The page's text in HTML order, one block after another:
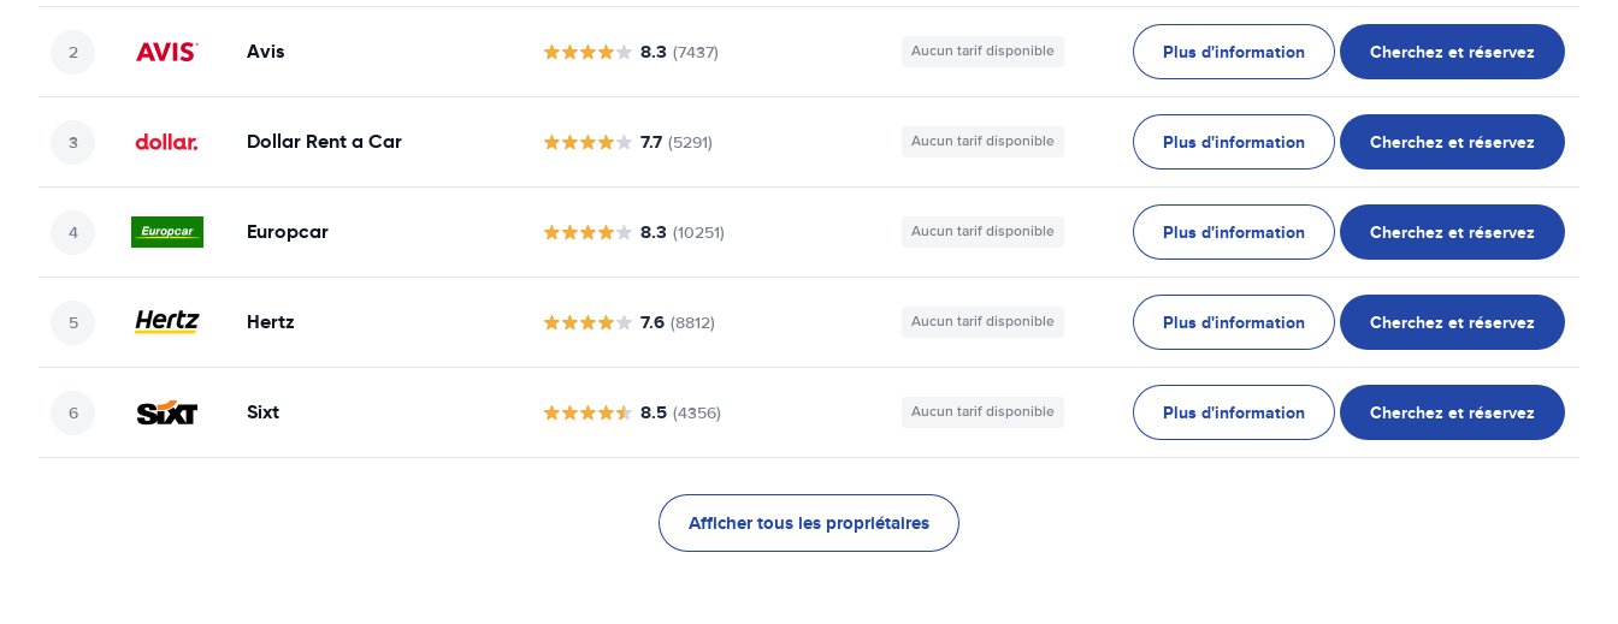
Avis 8.3 (7437) Aucun tarif disponible Plus d'information Cherchez et réservez
Dollar Rent a Car 7.7 (5291) Aucun tarif disponible Plus d'information Cherchez et réservez
Europcar 8.3 (10251) Aucun tarif disponible Plus d'information Cherchez et réservez
Hertz 7.6 (8812) Aucun tarif disponible Plus d'information Cherchez et réservez
Sixt 8.5 (4356) Aucun tarif disponible Plus d'information Cherchez et réservez
Afficher tous les propriétaires